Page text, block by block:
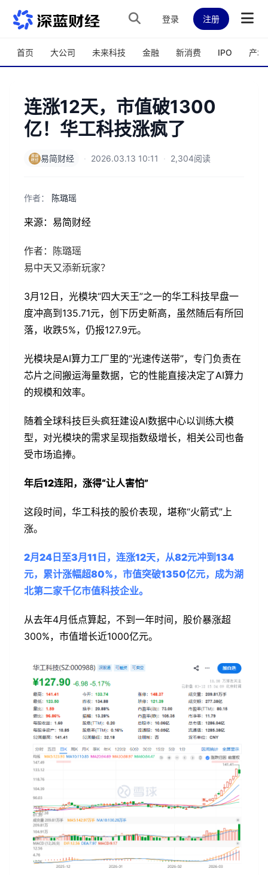
跳转到主内容
登录 注册
首页 大公司 未来科技 金融 新消费 IPO 产城
连涨12天，市值破1300
亿！华工科技涨疯了
易简财经 · 2026.03.13 10:11 · 2,304阅读
作者： 陈璐瑶
来源：易简财经
作者：陈璐瑶
易中天又添新玩家？
3月12日，光模块“四大天王”之一的华工科技早盘一
度冲高到135.71元，创下历史新高，虽然随后有所回
落，收跌5%，仍报127.9元。
光模块是AI算力工厂里的“光速传送带”，专门负责在
芯片之间搬运海量数据，它的性能直接决定了AI算力
的规模和效率。
随着全球科技巨头疯狂建设AI数据中心以训练大模
型，对光模块的需求呈现指数级增长，相关公司也备
受市场追捧。
年后12连阳，涨得“让人害怕”
这段时间，华工科技的股价表现，堪称“火箭式”上
涨。
2月24日至3月11日，连涨12天，从82元冲到134
元，累计涨幅超80%，市值突破1350亿元，成为湖
北第二家千亿市值科技企业。
从去年4月低点算起，不到一年时间，股价暴涨超
300%，市值增长近1000亿元。